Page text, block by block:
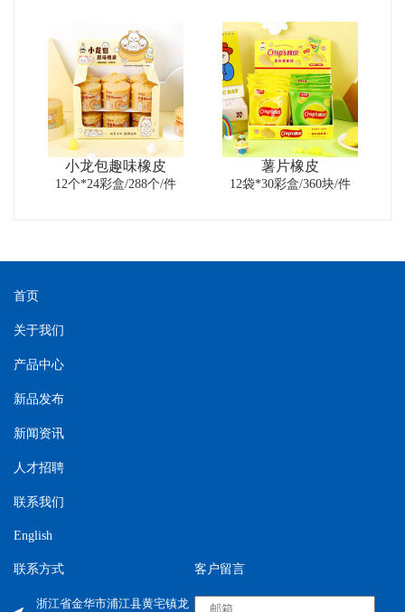
小龙包趣味橡皮
12个*24彩盒/288个/件
薯片橡皮
12袋*30彩盒/360块/件
首页
关于我们
产品中心
新品发布
新闻资讯
人才招聘
联系我们
English
联系方式
浙江省金华市浦江县黄宅镇龙
客户留言